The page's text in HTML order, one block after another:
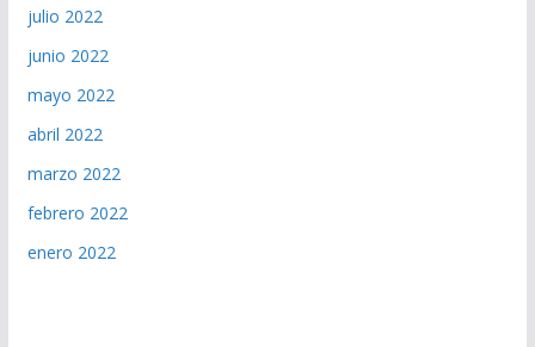
julio 2022
junio 2022
mayo 2022
abril 2022
marzo 2022
febrero 2022
enero 2022